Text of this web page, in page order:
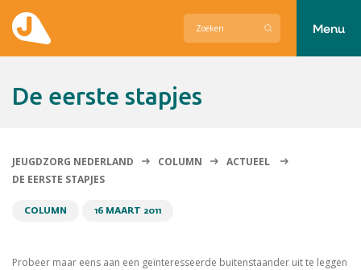
Menu
De eerste stapjes
JEUGDZORG NEDERLAND COLUMN
ACTUEEL
DE EERSTE STAPJES
COLUMN 16 MAART 2011
Probeer maar eens aan een geïnteresseerde buitenstaander uit te leggen